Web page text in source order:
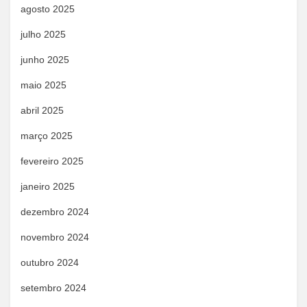
agosto 2025
julho 2025
junho 2025
maio 2025
abril 2025
março 2025
fevereiro 2025
janeiro 2025
dezembro 2024
novembro 2024
outubro 2024
setembro 2024